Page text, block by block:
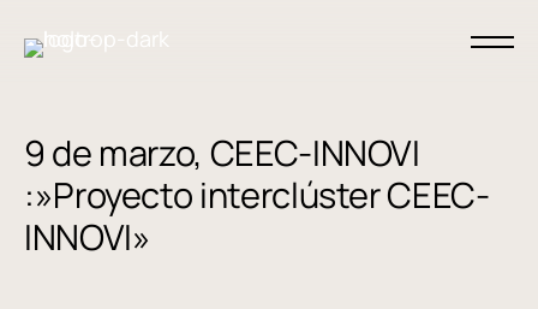
9 de marzo, CEEC-INNOVI
:»Proyecto interclúster CEEC-
INNOVI»